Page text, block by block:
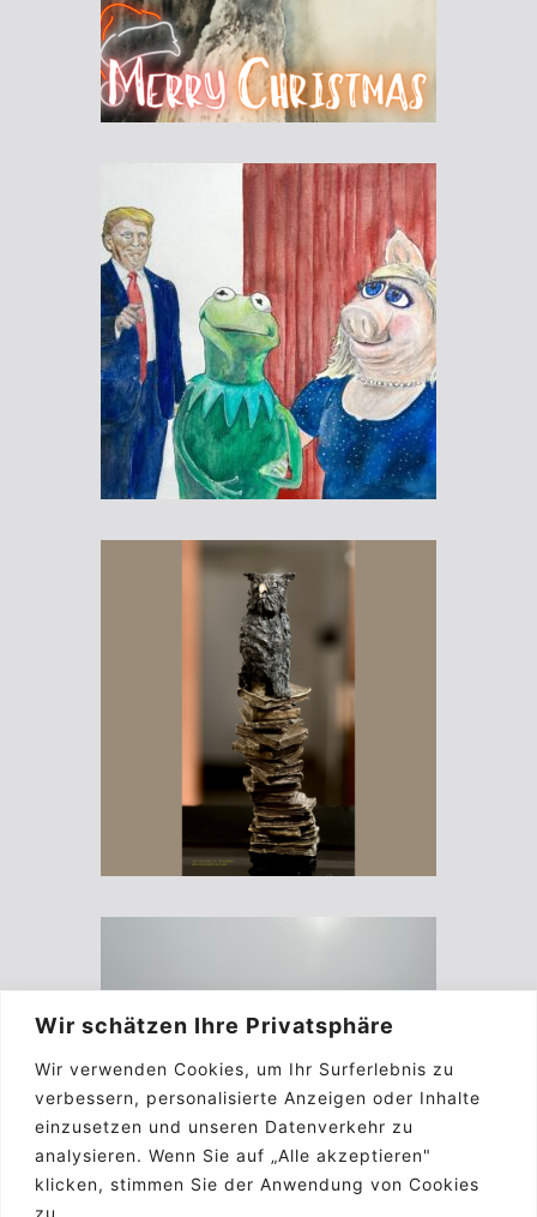
Wir schätzen Ihre Privatsphäre
Wir verwenden Cookies, um Ihr Surferlebnis zu
verbessern, personalisierte Anzeigen oder Inhalte
einzusetzen und unseren Datenverkehr zu
analysieren. Wenn Sie auf „Alle akzeptieren"
klicken, stimmen Sie der Anwendung von Cookies
zu.